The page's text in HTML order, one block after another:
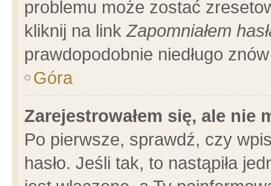
problemu może zostać
kliknij na linkZapomniałem
prawdopodobnie niedługo
Góra
Zarejestrowałem się, ale nie
Po pierwsze, sprawdź, czy
hasło. Jeśli tak, to nastąpiła